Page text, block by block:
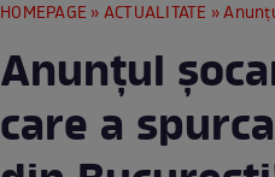
HOMEPAGE »ACTUALITATE »
Anunţul
care a